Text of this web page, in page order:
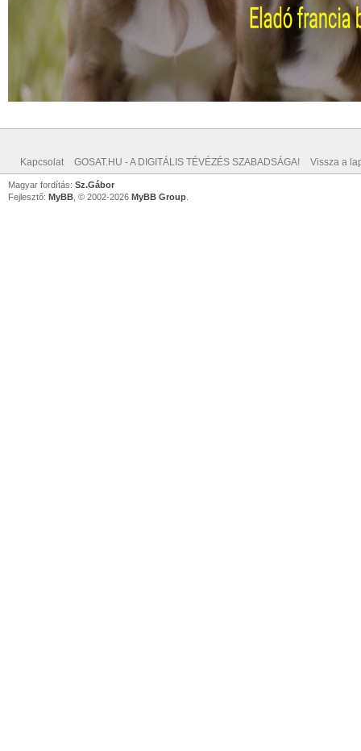
Kapcsolat GOSAT.HU - A DIGITÁLIS TÉVÉZÉS SZABADSÁGA! Vissza a
Magyar fordítás: Sz.Gábor
Fejlesztő: MyBB , © 2002-2026 MyBB Group